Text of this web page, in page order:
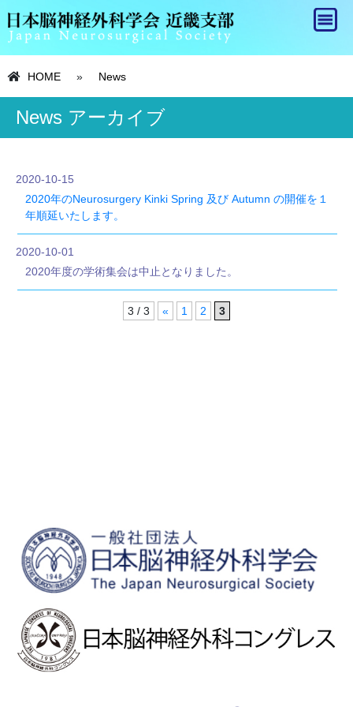
HOME » News
News アーカイブ
2020-10-15
2020年のNeurosurgery Kinki Spring 及び Autumn の開催を１
年順延いたします。
2020-10-01
2020年度の学術集会は中止となりました。
3 / 3 « 1 2 3